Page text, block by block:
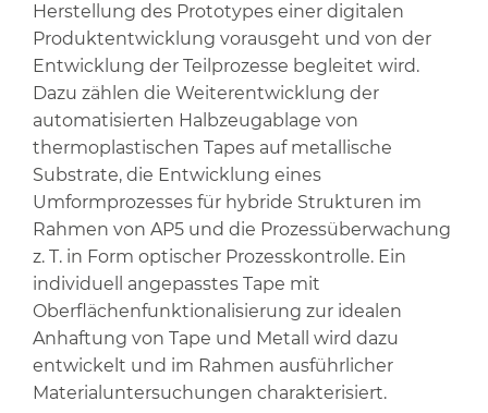
Herstellung des Prototypes einer digitalen
Produktentwicklung vorausgeht und von der
Entwicklung der Teilprozesse begleitet wird.
Dazu zählen die Weiterentwicklung der
automatisierten Halbzeugablage von
thermoplastischen Tapes auf metallische
Substrate, die Entwicklung eines
Umformprozesses für hybride Strukturen im
Rahmen von AP5 und die Prozessüberwachung
z. T. in Form optischer Prozesskontrolle. Ein
individuell angepasstes Tape mit
Oberflächenfunktionalisierung zur idealen
Anhaftung von Tape und Metall wird dazu
entwickelt und im Rahmen ausführlicher
Materialuntersuchungen charakterisiert.